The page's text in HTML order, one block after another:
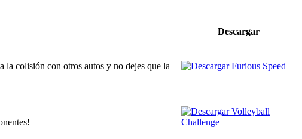
Descargar
la colisión con otros autos y no dejes que la